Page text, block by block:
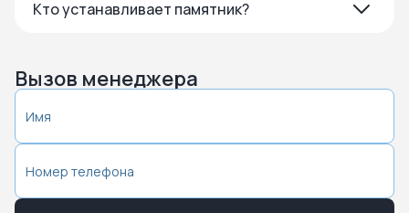
Кто устанавливает памятник?
Вызов менеджера